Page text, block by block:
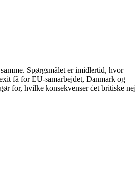
Spørgsmålet er imidlertid, hvor
få for EU-samarbejdet, Danmark og
for, hvilke konsekvenser det britiske nej